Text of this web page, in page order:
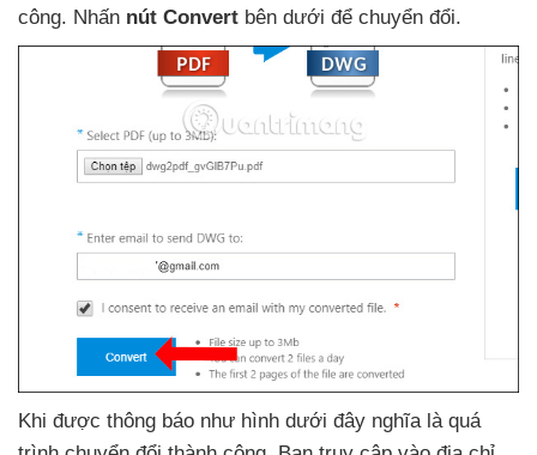
công. Nhấn nút Convert bên dưới để chuyển đổi.
Khi được thông báo như hình dưới đây nghĩa là quá